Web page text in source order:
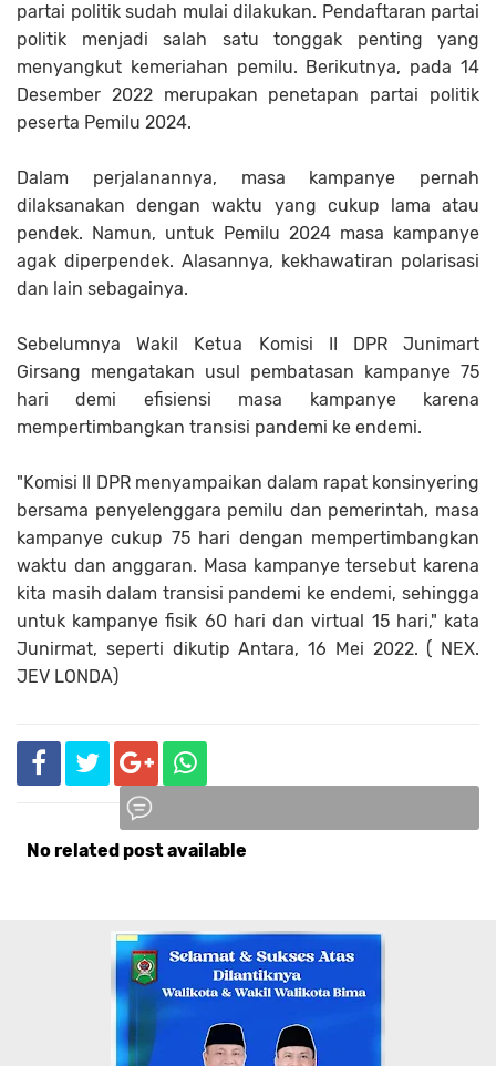
partai politik sudah mulai dilakukan. Pendaftaran partai
politik menjadi salah satu tonggak penting yang
menyangkut kemeriahan pemilu. Berikutnya, pada 14
Desember 2022 merupakan penetapan partai politik
peserta Pemilu 2024.
Dalam perjalanannya, masa kampanye pernah
dilaksanakan dengan waktu yang cukup lama atau
pendek. Namun, untuk Pemilu 2024 masa kampanye
agak diperpendek. Alasannya, kekhawatiran polarisasi
dan lain sebagainya.
Sebelumnya Wakil Ketua Komisi II DPR Junimart
Girsang mengatakan usul pembatasan kampanye 75
hari demi efisiensi masa kampanye karena
mempertimbangkan transisi pandemi ke endemi.
"Komisi II DPR menyampaikan dalam rapat konsinyering
bersama penyelenggara pemilu dan pemerintah, masa
kampanye cukup 75 hari dengan mempertimbangkan
waktu dan anggaran. Masa kampanye tersebut karena
kita masih dalam transisi pandemi ke endemi, sehingga
untuk kampanye fisik 60 hari dan virtual 15 hari," kata
Junirmat, seperti dikutip Antara, 16 Mei 2022. ( NEX.
JEV LONDA)
No related post available